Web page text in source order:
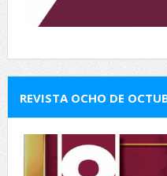
REVISTA OCHO DE